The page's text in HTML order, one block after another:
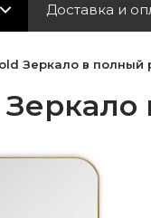
Доставка и
Зеркало в полный